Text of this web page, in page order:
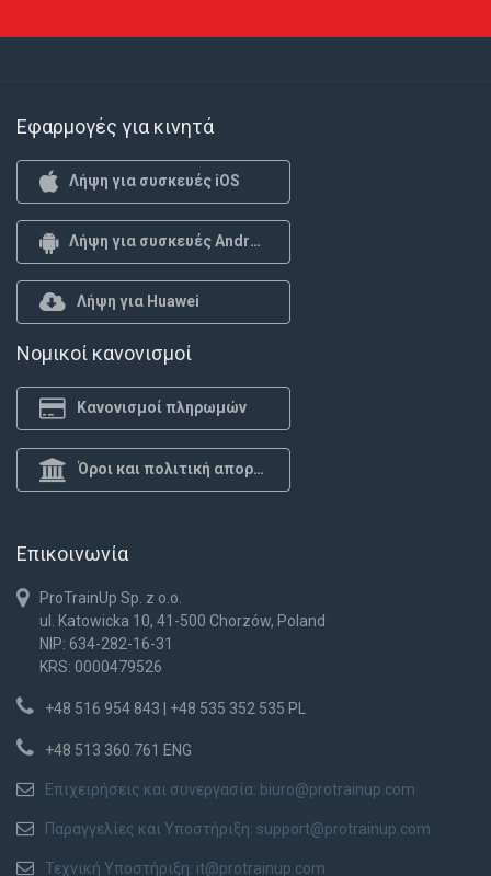
Εφαρμογές για κινητά
Λήψη για συσκευές iOS
Λήψη για συσκευές Android
Λήψη για Huawei
Νομικοί κανονισμοί
Κανονισμοί πληρωμών
Όροι και πολιτική απορρήτου
Επικοινωνία
ProTrainUp Sp. z o.o.
ul. Katowicka 10, 41-500 Chorzów, Poland
NIP: 634-282-16-31
KRS: 0000479526
+48 516 954 843 | +48 535 352 535 PL
+48 513 360 761 ENG
Επιχειρήσεις και συνεργασία: biuro@protrainup.com
Παραγγελίες και Υποστήριξη: support@protrainup.com
Τεχνική Υποστήριξη: it@protrainup.com